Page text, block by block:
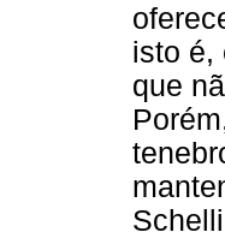
isto é,
que